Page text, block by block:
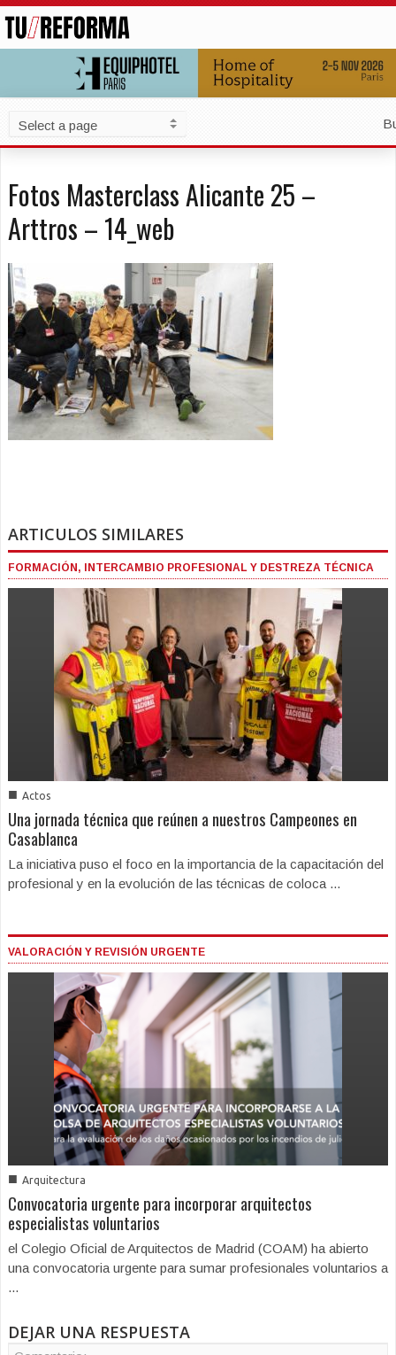
Fotos Masterclass Alicante 25 –
Arttros – 14_web
ARTICULOS SIMILARES
FORMACIÓN, INTERCAMBIO PROFESIONAL Y DESTREZA TÉCNICA
■ Actos
Una jornada técnica que reúnen a nuestros Campeones en
Casablanca
La iniciativa puso el foco en la importancia de la capacitación del
profesional y en la evolución de las técnicas de coloca ...
VALORACIÓN Y REVISIÓN URGENTE
■ Arquitectura
Convocatoria urgente para incorporar arquitectos
especialistas voluntarios
el Colegio Oficial de Arquitectos de Madrid (COAM) ha abierto
una convocatoria urgente para sumar profesionales voluntarios a
...
DEJAR UNA RESPUESTA